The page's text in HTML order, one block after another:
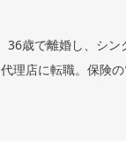
36歳で離婚し、シ
理店に転職。保険